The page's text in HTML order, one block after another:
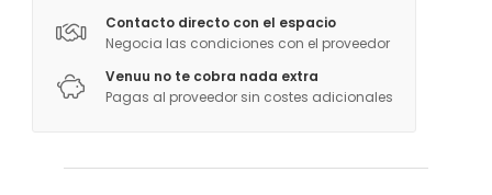
Contacto directo con el espacio
Negocia las condiciones con el proveedor
Venuu no te cobra nada extra
Pagas al proveedor sin costes adicionales